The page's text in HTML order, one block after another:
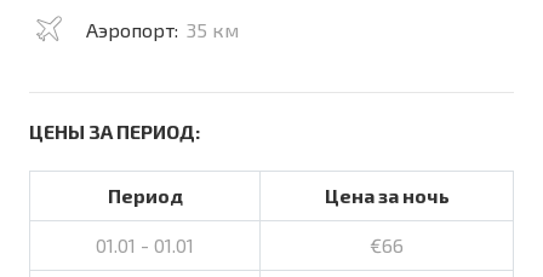
Аэропорт: 35 км
ЦЕНЫ ЗА ПЕРИОД:
Период Цена за ночь
01.01 - 01.01 €66